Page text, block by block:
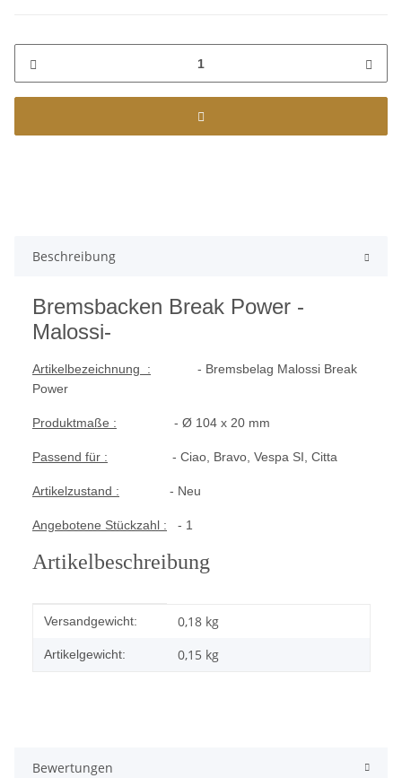
Beschreibung
Bremsbacken Break Power -
Malossi-
Artikelbezeichnung : - Bremsbelag Malossi Break
Power
Produktmaße : - Ø 104 x 20 mm
Passend für : - Ciao, Bravo, Vespa SI, Citta
Artikelzustand : - Neu
Angebotene Stückzahl : - 1
Artikelbeschreibung
Produkteigenschaft
Wert
Versandgewicht: 0,18 kg
Artikelgewicht: 0,15 kg
Bewertungen